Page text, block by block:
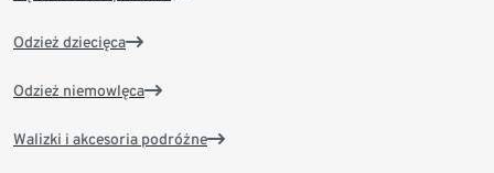
Odzież dziecięca
Odzież niemowlęca
Walizki i akcesoria podróżne